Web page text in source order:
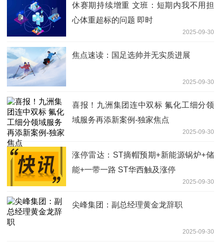
休赛期持续增重 文班：短期内我不用担
心体重超标的问题 即时
2025-09-30
焦点速读：国足选帅并无实质进展
2025-09-30
喜报！九洲集团连中双标 氟化工细分领
域服务再添新案例-独家焦点
2025-09-30
涨停雷达：ST摘帽预期+新能源锅炉+储
能+一带一路 ST华西触及涨停
2025-09-30
尖峰集团：副总经理黄金龙辞职
2025-09-30